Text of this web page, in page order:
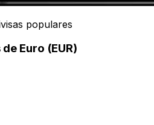
populares
Euro (EUR)